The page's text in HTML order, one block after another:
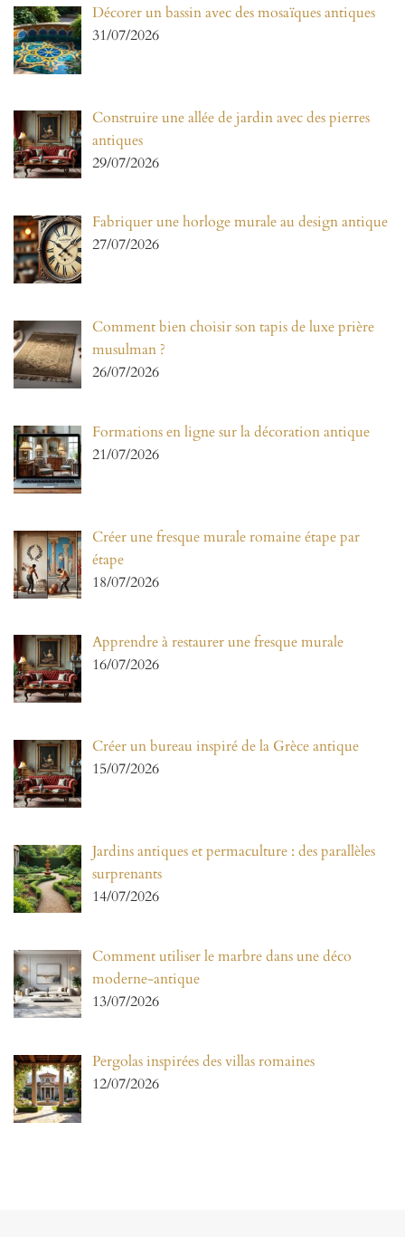
Décorer un bassin avec des mosaïques antiques
31/07/2026
Construire une allée de jardin avec des pierres
antiques
29/07/2026
Fabriquer une horloge murale au design antique
27/07/2026
Comment bien choisir son tapis de luxe prière
musulman ?
26/07/2026
Formations en ligne sur la décoration antique
21/07/2026
Créer une fresque murale romaine étape par
étape
18/07/2026
Apprendre à restaurer une fresque murale
16/07/2026
Créer un bureau inspiré de la Grèce antique
15/07/2026
Jardins antiques et permaculture : des parallèles
surprenants
14/07/2026
Comment utiliser le marbre dans une déco
moderne-antique
13/07/2026
Pergolas inspirées des villas romaines
12/07/2026